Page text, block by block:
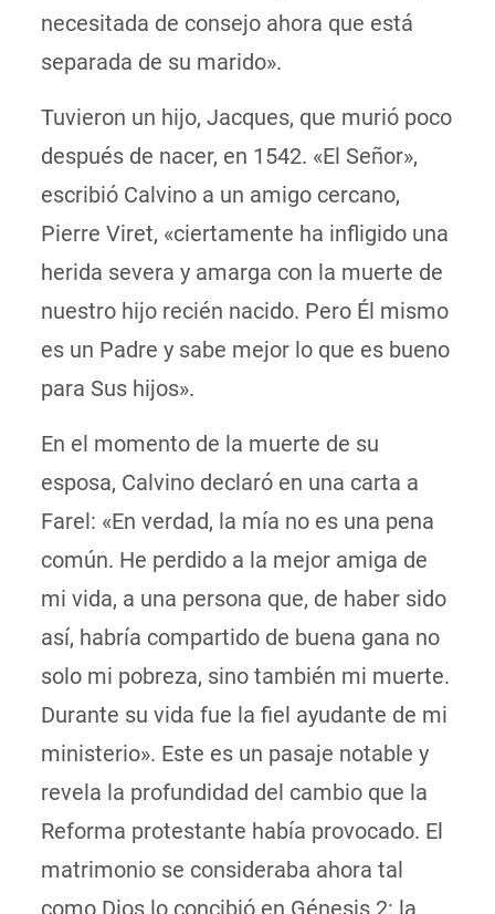
necesitada de consejo ahora que está
separada de su marido».
Tuvieron un hijo, Jacques, que murió poco
después de nacer, en 1542. «El Señor»,
escribió Calvino a un amigo cercano,
Pierre Viret, «ciertamente ha infligido una
herida severa y amarga con la muerte de
nuestro hijo recién nacido. Pero Él mismo
es un Padre y sabe mejor lo que es bueno
para Sus hijos».
En el momento de la muerte de su
esposa, Calvino declaró en una carta a
Farel: «En verdad, la mía no es una pena
común. He perdido a la mejor amiga de
mi vida, a una persona que, de haber sido
así, habría compartido de buena gana no
solo mi pobreza, sino también mi muerte.
Durante su vida fue la fiel ayudante de mi
ministerio». Este es un pasaje notable y
revela la profundidad del cambio que la
Reforma protestante había provocado. El
matrimonio se consideraba ahora tal